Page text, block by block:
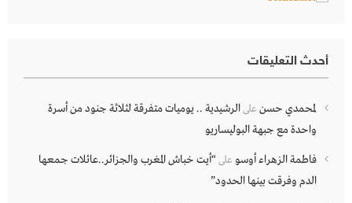
أحدث التعليقات
لمحمدي حسن علىالرشيدية .. يوميات متفرقة لثلاثة جنود من أسرة
واحدة مع جبهة البوليساريو
فاطمة الزهراء أوسو على“أيت خباش المغرب والجزائر..عائلات جمعها
الدم وفرقت بينها الحدود”